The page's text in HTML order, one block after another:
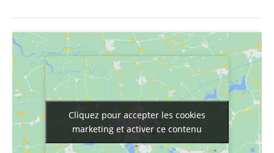
Cliquez pour accepter les cookies
marketing et activer ce contenu
Cliquez pour accepter les cookies
marketing et activer ce contenu